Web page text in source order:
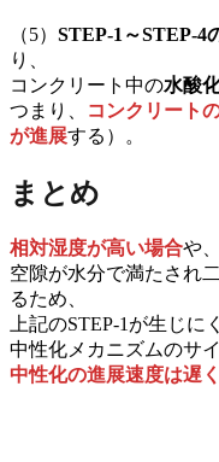
（5） STEP-1～STEP-4
り、
コンクリート中の水酸
つまり、
コンクリート
が進展する）。
まとめ
相対湿度が高い場合や、
空隙が水分で満たされ
るため、
上記のSTEP-1が生じに
中性化メカニズムのサ
中性化の進展速度は遅く